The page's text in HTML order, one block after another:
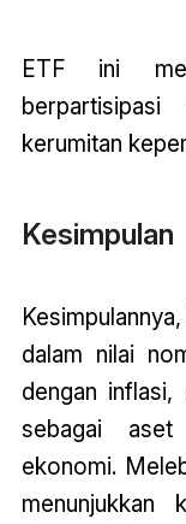
ETF ini
kerumitan
Kesimpulan
dalam nilai
dengan inflasi,
sebagai aset
ekonomi.
menunjukkan